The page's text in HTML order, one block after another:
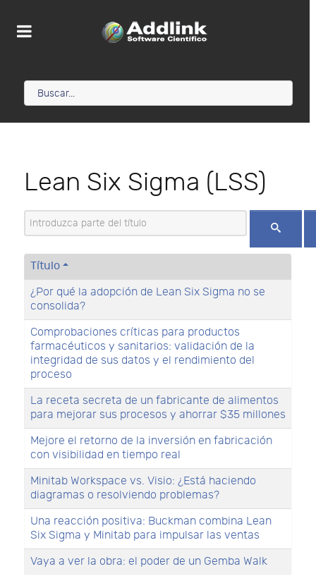
Lean Six Sigma (LSS)
Introduzca parte del título
Título
¿Por qué la adopción de Lean Six Sigma no se
consolida?
Comprobaciones críticas para productos
farmacéuticos y sanitarios: validación de la
integridad de sus datos y el rendimiento del
proceso
La receta secreta de un fabricante de alimentos
para mejorar sus procesos y ahorrar $35 millones
Mejore el retorno de la inversión en fabricación
con visibilidad en tiempo real
Minitab Workspace vs. Visio: ¿Está haciendo
diagramas o resolviendo problemas?
Una reacción positiva: Buckman combina Lean
Six Sigma y Minitab para impulsar las ventas
Vaya a ver la obra: el poder de un Gemba Walk